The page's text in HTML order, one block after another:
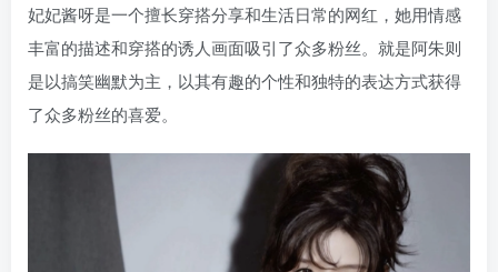
妃妃酱呀是一个擅长穿搭分享和生活日常的网红，她用情感
丰富的描述和穿搭的诱人画面吸引了众多粉丝。就是阿朱则
是以搞笑幽默为主，以其有趣的个性和独特的表达方式获得
了众多粉丝的喜爱。